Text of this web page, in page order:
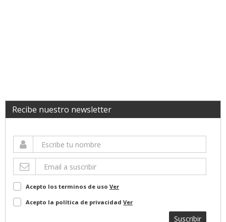
Recibe nuestro newsletter
Acepto los terminos de uso Ver
Acepto la política de privacidad Ver
Suscribir